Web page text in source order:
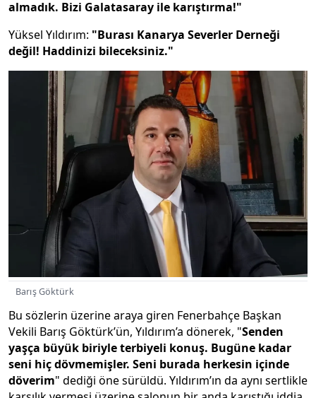
almadık. Bizi Galatasaray ile karıştırma!"
Yüksel Yıldırım: "Burası Kanarya Severler Derneği
değil! Haddinizi bileceksiniz."
Barış Göktürk
Bu sözlerin üzerine araya giren Fenerbahçe Başkan
Vekili Barış Göktürk’ün, Yıldırım’a dönerek, "Senden
yaşça büyük biriyle terbiyeli konuş. Bugüne kadar
seni hiç dövmemişler. Seni burada herkesin içinde
döverim" dediği öne sürüldü. Yıldırım’ın da aynı sertlikle